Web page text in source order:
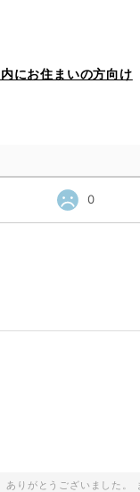
にお住まいの方向け
0
りがとうございました。